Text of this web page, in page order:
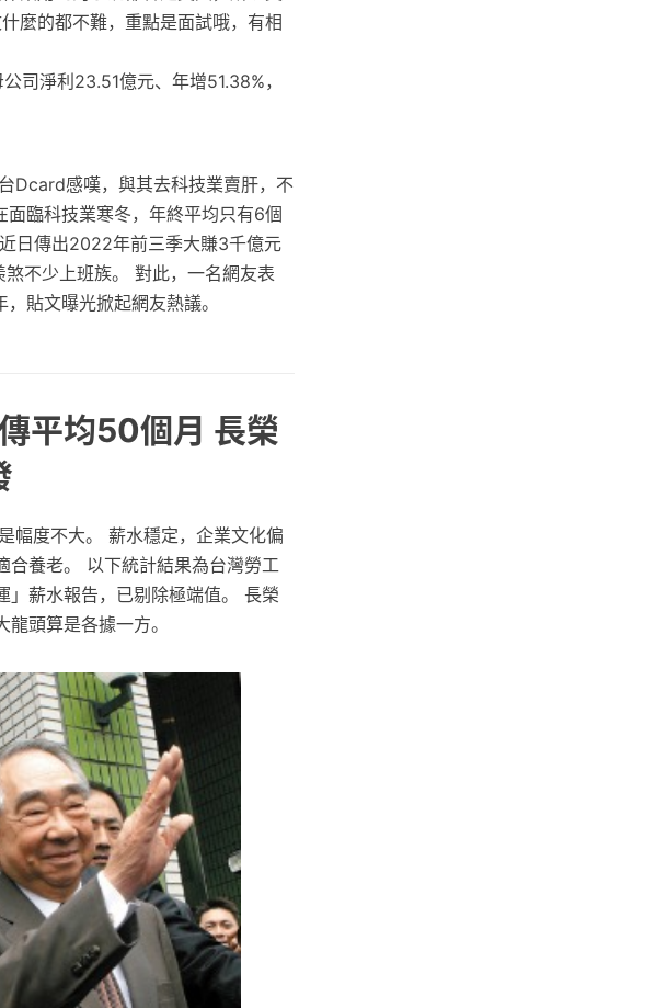
麼的都不難，重點是面試哦，有相
司淨利23.51億元、年增51.38%，
Dcard感嘆，與其去科技業賣肝，不
臨科技業寒冬，年終平均只有6個
日傳出2022年前三季大賺3千億元
不少上班族。 對此，一名網友表
貼文曝光掀起網友熱議。
平均50個月 長榮
幅度不大。 薪水穩定，企業文化偏
合養老。 以下統計結果為台灣勞工
」薪水報告，已剔除極端值。 長榮
頭算是各據一方。